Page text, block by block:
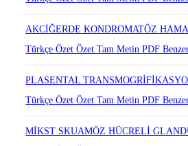
PULMONER PAPİLLER ADENOM:
Türkçe ÖzetÖzetTam MetinPDF
AKCİĞERDE KONDROMATÖZ
Türkçe ÖzetÖzetTam MetinPDF
PLASENTAL
Türkçe ÖzetÖzetTam MetinPDF